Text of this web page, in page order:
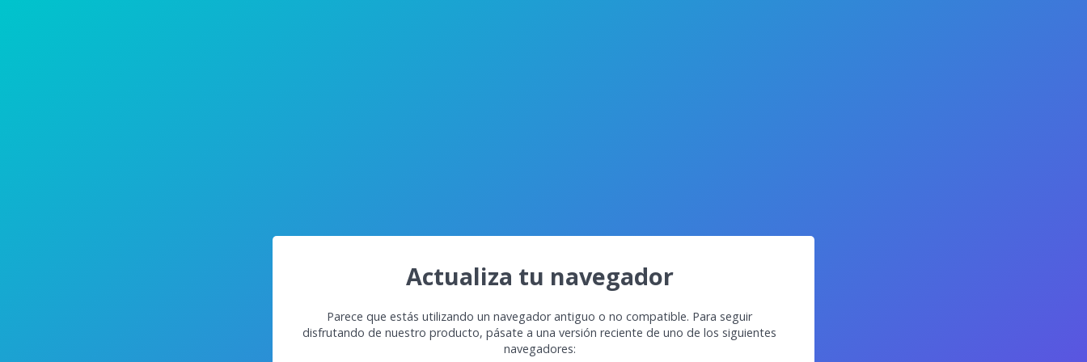
Actualiza tu navegador
Parece que estás utilizando un navegador antiguo o no compatible. Para seguir
disfrutando de nuestro producto, pásate a una versión reciente de uno de los siguientes
navegadores: